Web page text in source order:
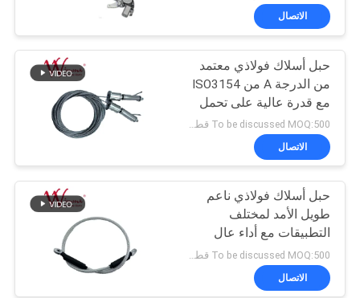
قطع غيار إكسسوارات
الدراجات النارية
المزيد من المنتجات
الساخنة
26
الصيني
الاتصال
حبل أسلاك فولاذي معتمد
من الدرجة A من ISO3154
مع قدرة عالية على تحمل
الحمل وتصميم مرن
To be discussed MOQ:500 قطعة
الاتصال
حبل أسلاك فولاذي ناعم
طويل الأمد لمختلف
التطبيقات مع أداء عال
To be discussed MOQ:500 قطعة
الاتصال